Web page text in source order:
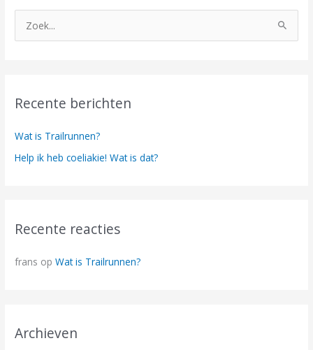
n
a
r
Recente berichten
Wat is Trailrunnen?
Help ik heb coeliakie! Wat is dat?
Recente reacties
frans opWat is Trailrunnen?
Archieven